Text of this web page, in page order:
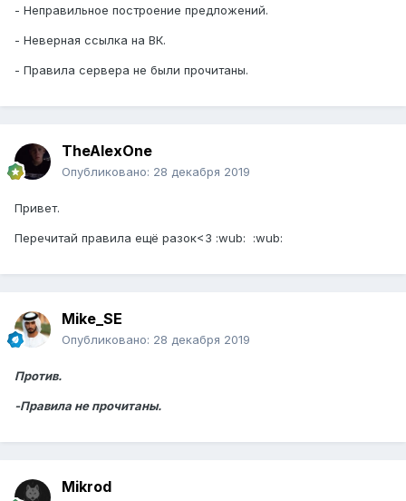
- Неправильное построение предложений.
- Неверная ссылка на ВК.
- Правила сервера не были прочитаны.
TheAlexOne
Опубликовано: 28 декабря 2019
Привет.
Перечитай правила ещё разок<3 :wub: :wub:
Mike_SE
Опубликовано: 28 декабря 2019
Против.
-Правила не прочитаны.
Mikrod